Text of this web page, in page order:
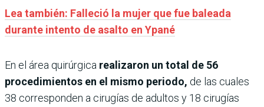
Lea también: Falleció la mujer que fue baleada
durante intento de asalto en Ypané
En el área quirúrgica realizaron un total de 56
procedimientos en el mismo periodo, de las cuales
38 corresponden a cirugías de adultos y 18 cirugías